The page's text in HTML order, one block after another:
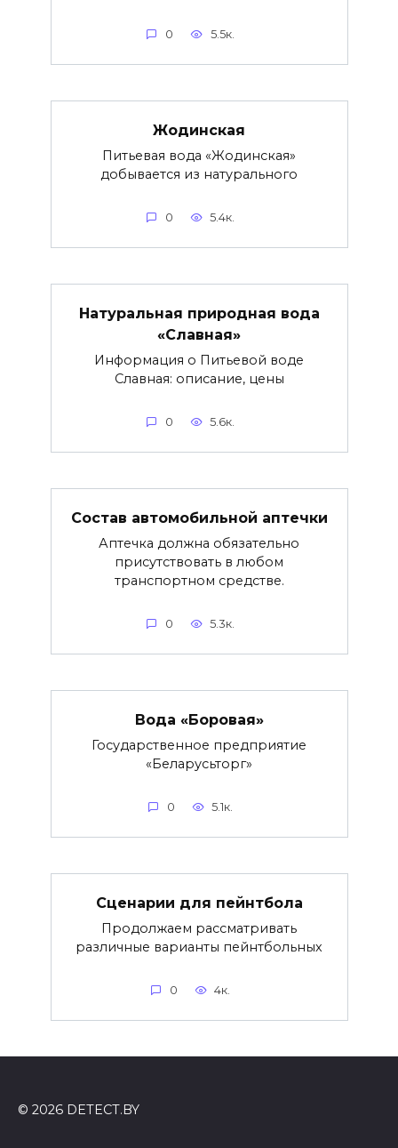
0 5.5к.
Жодинская
Питьевая вода «Жодинская»
добывается из натурального
0 5.4к.
Натуральная природная вода
«Славная»
Информация о Питьевой воде
Славная: описание, цены
0 5.6к.
Состав автомобильной аптечки
Аптечка должна обязательно
присутствовать в любом
транспортном средстве.
0 5.3к.
Вода «Боровая»
Государственное предприятие
«Беларусьторг»
0 5.1к.
Сценарии для пейнтбола
Продолжаем рассматривать
различные варианты пейнтбольных
0 4к.
© 2026 DETECT.BY